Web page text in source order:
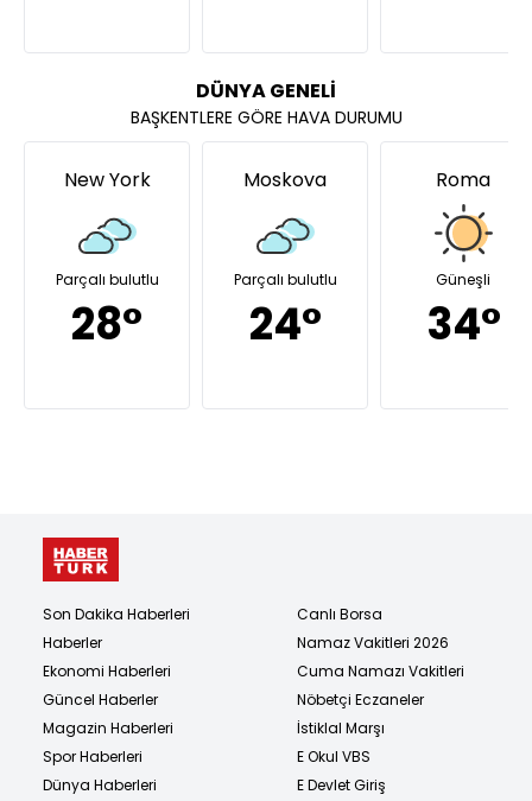
DÜNYA GENELİ
BAŞKENTLERE GÖRE HAVA DURUMU
New York
Parçalı bulutlu
28°
Moskova
Parçalı bulutlu
24°
Roma
Güneşli
34°
Son Dakika Haberleri
Haberler
Ekonomi Haberleri
Güncel Haberler
Magazin Haberleri
Spor Haberleri
Dünya Haberleri
Canlı Borsa
Namaz Vakitleri 2026
Cuma Namazı Vakitleri
Nöbetçi Eczaneler
İstiklal Marşı
E Okul VBS
E Devlet Giriş